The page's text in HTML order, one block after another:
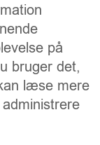
på
bruger det,
læse mere